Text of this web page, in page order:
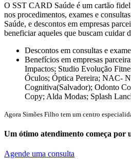
O SST CARD Saúde é um cartão
nos procedimentos, exames e
Saúde, e descontos em empresas
beneficiar aqueles que buscam cuidar
Descontos em consultas e
Benefícios em empresas
Impactos; Studio Evolução
Óculos; Óptica Pereira; NAC-
Cognitiva(Salvador); Odonto
Copy; Alda Modas; Splash
Agora Simões Filho tem um centro
Um ótimo atendimento começa por
Agende uma consulta